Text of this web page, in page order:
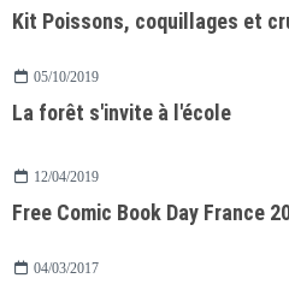
Kit Poissons, coquillages et
05/10/2019
La forêt s'invite à l'école
12/04/2019
Free Comic Book Day France
04/03/2017